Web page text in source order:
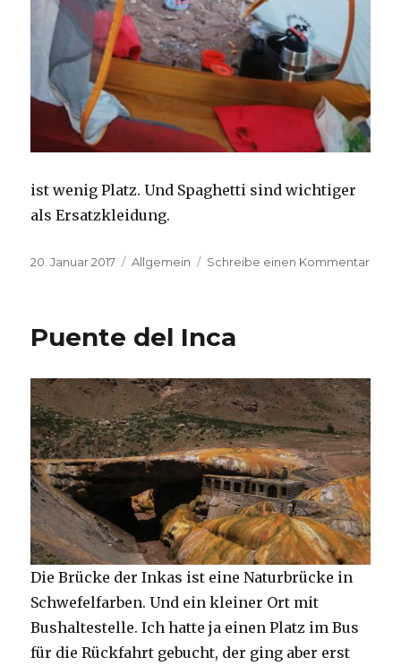
ist wenig Platz. Und Spaghetti sind wichtiger
als Ersatzkleidung.
Veröffentlicht
20. Januar 2017 Kategorien
Allgemein Schreibe einen Kommentarzu
Puente del Inca
Die Brücke der Inkas ist eine Naturbrücke in
Schwefelfarben. Und ein kleiner Ort mit
Bushaltestelle. Ich hatte ja einen Platz im Bus
für die Rückfahrt gebucht, der ging aber erst